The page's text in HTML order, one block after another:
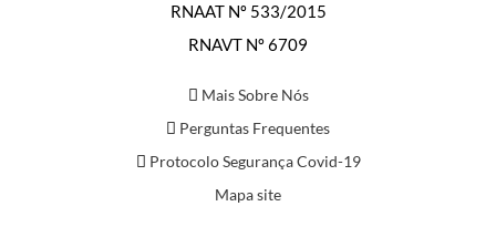
RNAAT Nº 533/2015
RNAVT Nº 6709
Mais Sobre Nós
Perguntas Frequentes
Protocolo Segurança Covid-19
Mapa site